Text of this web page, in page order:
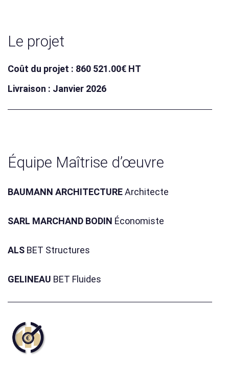
Le projet
Coût du projet : 860 521.00€ HT
Livraison : Janvier 2026
Équipe Maîtrise d’œuvre
BAUMANN ARCHITECTUREArchitecte
SARL MARCHAND BODIN Économiste
ALS BET Structures
GELINEAU BET Fluides